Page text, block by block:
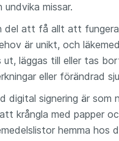
undvika missar.
del att få allt att
är unikt, och
läggas till eller tas
eller förändrad
digital signering är som
krångla med papper
hemma hos